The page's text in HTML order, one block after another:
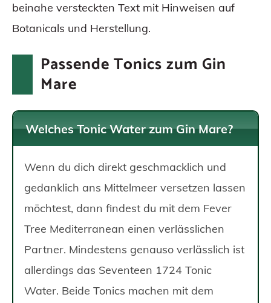
beinahe versteckten Text mit Hinweisen auf
Botanicals und Herstellung.
Passende Tonics zum Gin
Mare
Welches Tonic Water zum Gin Mare?
Wenn du dich direkt geschmacklich und
gedanklich ans Mittelmeer versetzen lassen
möchtest, dann findest du mit dem Fever
Tree Mediterranean einen verlässlichen
Partner. Mindestens genauso verlässlich ist
allerdings das Seventeen 1724 Tonic
Water. Beide Tonics machen mit dem